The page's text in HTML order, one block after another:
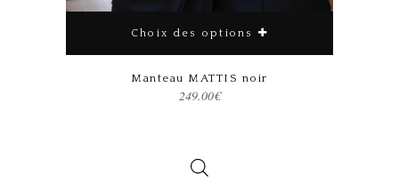
Choix des options
Ce produit a plusieurs variations. Les options peuvent être choisies sur la page du produit
Manteau MATTIS noir
249.00€